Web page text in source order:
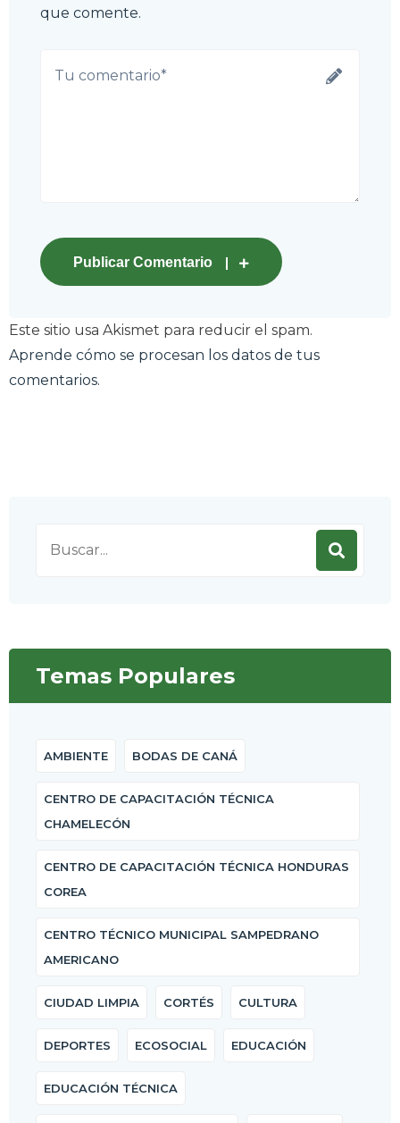
que comente.
Publicar Comentario
Este sitio usa Akismet para reducir el spam.
Aprende cómo se procesan los datos de tus
comentarios.
for:
Temas Populares
AMBIENTE BODAS DE CANÁ
CENTRO DE CAPACITACIÓN TÉCNICA
CHAMELECÓN
CENTRO DE CAPACITACIÓN TÉCNICA HONDURAS
COREA
CENTRO TÉCNICO MUNICIPAL SAMPEDRANO
AMERICANO
CIUDAD LIMPIA CORTÉS CULTURA
DEPORTES ECOSOCIAL EDUCACIÓN
EDUCACIÓN TÉCNICA